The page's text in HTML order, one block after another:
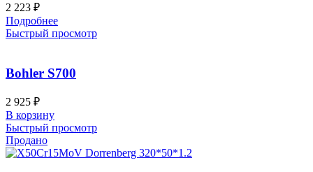
2 223 ₽
Подробнее
Быстрый просмотр
Bohler S700
2 925 ₽
В корзину
Быстрый просмотр
Продано